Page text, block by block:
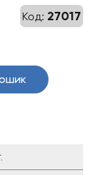
Код: 27017